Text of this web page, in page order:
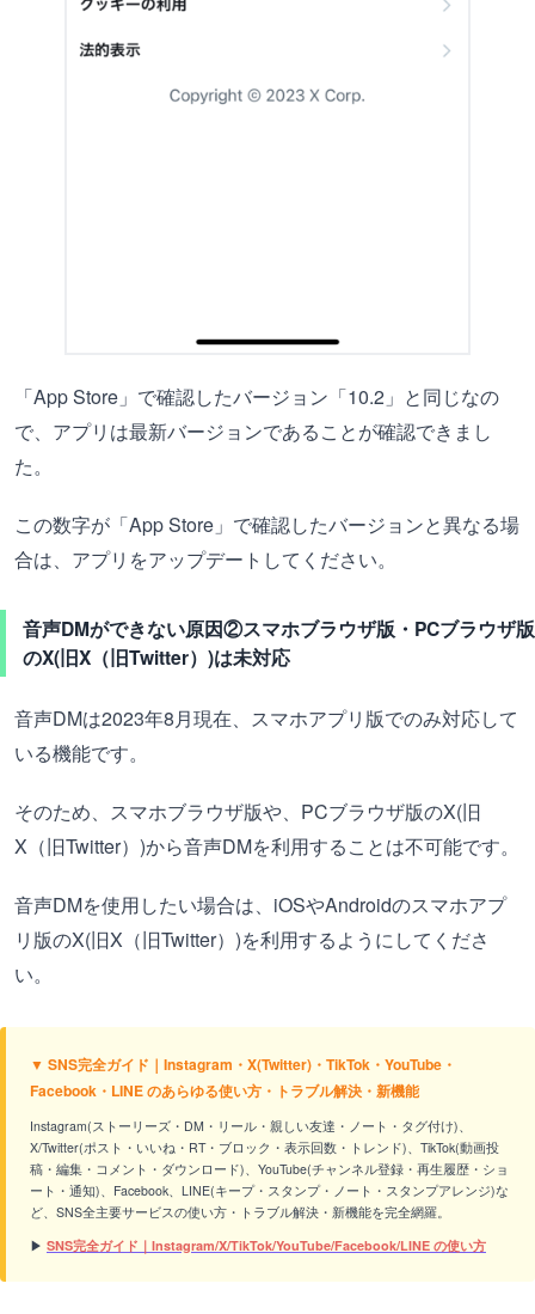
「App Store」で確認したバージョン「10.2」と同じなの
で、アプリは最新バージョンであることが確認できまし
た。
この数字が「App Store」で確認したバージョンと異なる場
合は、アプリをアップデートしてください。
音声DMができない原因②スマホブラウザ版・PCブラウザ版
のX(旧X（旧Twitter）)は未対応
音声DMは2023年8月現在、スマホアプリ版でのみ対応して
いる機能です。
そのため、スマホブラウザ版や、PCブラウザ版のX(旧
X（旧Twitter）)から音声DMを利用することは不可能です。
音声DMを使用したい場合は、iOSやAndroidのスマホアプ
リ版のX(旧X（旧Twitter）)を利用するようにしてくださ
い。
▼ SNS完全ガイド｜Instagram・X(Twitter)・TikTok・YouTube・
Facebook・LINE のあらゆる使い方・トラブル解決・新機能
Instagram(ストーリーズ・DM・リール・親しい友達・ノート・タグ付け)、
X/Twitter(ポスト・いいね・RT・ブロック・表示回数・トレンド)、TikTok(動画投
稿・編集・コメント・ダウンロード)、YouTube(チャンネル登録・再生履歴・ショ
ート・通知)、Facebook、LINE(キープ・スタンプ・ノート・スタンプアレンジ)な
ど、SNS全主要サービスの使い方・トラブル解決・新機能を完全網羅。
▶ SNS完全ガイド｜Instagram/X/TikTok/YouTube/Facebook/LINE の使い方